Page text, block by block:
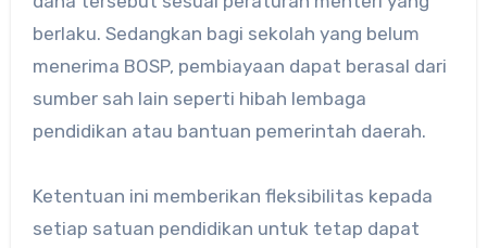
berlaku. Sedangkan bagi sekolah yang belum
menerima BOSP, pembiayaan dapat berasal dari
sumber sah lain seperti hibah lembaga
pendidikan atau bantuan pemerintah daerah.
Ketentuan ini memberikan fleksibilitas kepada
setiap satuan pendidikan untuk tetap dapat